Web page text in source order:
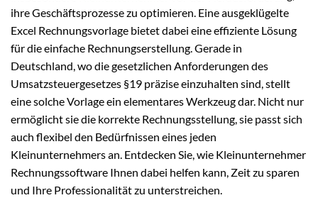
ihre Geschäftsprozesse zu optimieren. Eine ausgeklügelte
Excel Rechnungsvorlage bietet dabei eine effiziente Lösung
für die einfache Rechnungserstellung. Gerade in
Deutschland, wo die gesetzlichen Anforderungen des
Umsatzsteuergesetzes §19 präzise einzuhalten sind, stellt
eine solche Vorlage ein elementares Werkzeug dar. Nicht nur
ermöglicht sie die korrekte Rechnungsstellung, sie passt sich
auch flexibel den Bedürfnissen eines jeden
Kleinunternehmers an. Entdecken Sie, wie Kleinunternehmer
Rechnungssoftware Ihnen dabei helfen kann, Zeit zu sparen
und Ihre Professionalität zu unterstreichen.